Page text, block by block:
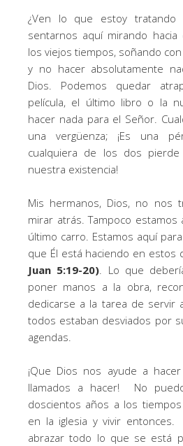
¿Ven lo que estoy tratando
sentarnos aquí mirando hacia
los viejos tiempos, soñando
y no hacer absolutamente
Dios. Podemos quedar
película, el último libro o la
hacer nada para el Señor.
una vergüenza; ¡Es una
cualquiera de los dos
nuestra existencia!
Mis hermanos, Dios, no nos
mirar atrás. Tampoco
último carro. Estamos aquí
que Él está haciendo en estos
Juan 5:19-20) . Lo que
poner manos a la obra,
dedicarse a la tarea de servir
todos estaban desviados por
agendas.
¡Que Dios nos ayude a
llamados a hacer! No
doscientos años a los
en la iglesia y vivir
abrazar todo lo que se está